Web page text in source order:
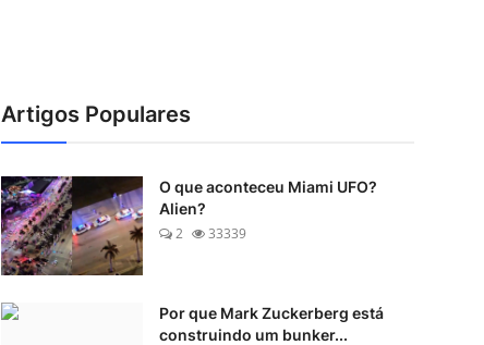
Artigos Populares
O que aconteceu Miami UFO?
Alien?
2
33339
Por que Mark Zuckerberg está
construindo um bunker...